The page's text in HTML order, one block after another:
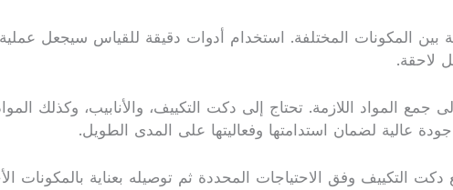
بين المكونات المختلفة. استخدام أدوات دقيقة للقياس سيجعل
لاحقة.
جمع المواد اللازمة. تحتاج إلى دكت التكييف، والأنابيب، وكذلك
عالية لضمان استدامتها وفعاليتها على المدى الطويل.
دكت التكييف وفق الاحتياجات المحددة ثم توصيله بعناية